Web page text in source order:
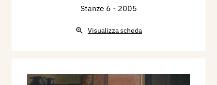
Stanze 6 - 2005
Visualizza scheda